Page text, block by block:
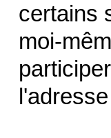
certains
moi-